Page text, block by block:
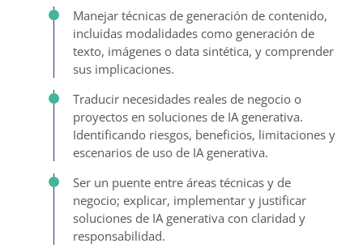
Manejar técnicas de generación de contenido,
incluidas modalidades como generación de
texto, imágenes o data sintética, y comprender
sus implicaciones.
Traducir necesidades reales de negocio o
proyectos en soluciones de IA generativa.
Identificando riesgos, beneficios, limitaciones y
escenarios de uso de IA generativa.
Ser un puente entre áreas técnicas y de
negocio; explicar, implementar y justificar
soluciones de IA generativa con claridad y
responsabilidad.